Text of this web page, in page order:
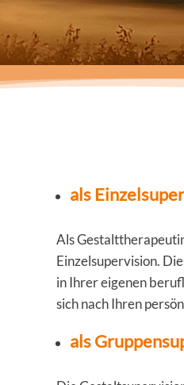
als
Als
Einzelsupervision.
in Ihrer eigenen
sich nach Ihren
als